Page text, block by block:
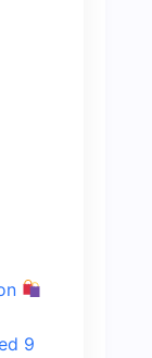
9